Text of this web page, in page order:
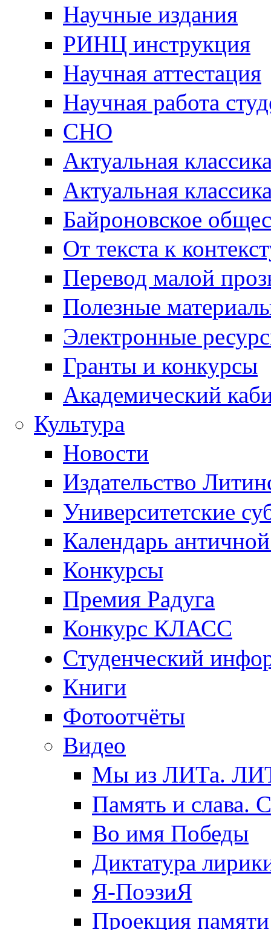
Научные издания
РИНЦ инструкция
Научная аттестация
Научная работа
СНО
Актуальная
Актуальная
Байроновское
От текста к
Перевод малой
Полезные
Электронные
Гранты и конкурсы
Академический
Культура
Новости
Издательство
Университетские
Календарь
Конкурсы
Премия Радуга
Конкурс КЛАСС
Студенческий
Книги
Фотоотчёты
Видео
Мы из ЛИТа.
Память и слава.
Во имя Победы
Диктатура
Я-ПоэзиЯ
Проекция памяти